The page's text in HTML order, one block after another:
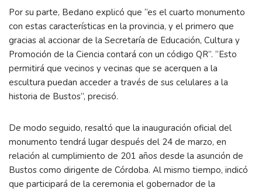
Por su parte, Bedano explicó que “es el cuarto monumento
con estas características en la provincia, y el primero que
gracias al accionar de la Secretaría de Educación, Cultura y
Promoción de la Ciencia contará con un código QR”. “Esto
permitirá que vecinos y vecinas que se acerquen a la
escultura puedan acceder a través de sus celulares a la
historia de Bustos”, precisó.
De modo seguido, resaltó que la inauguración oficial del
monumento tendrá lugar después del 24 de marzo, en
relación al cumplimiento de 201 años desde la asunción de
Bustos como dirigente de Córdoba. Al mismo tiempo, indicó
que participará de la ceremonia el gobernador de la